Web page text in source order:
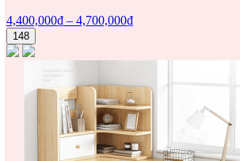
4,400,000₫ – 4,700,000₫
148